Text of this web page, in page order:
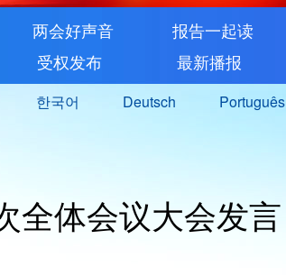
两会好声音
报告一起读
受权发布 最新播报
한국어 Deutsch Português
全体会议大会发言